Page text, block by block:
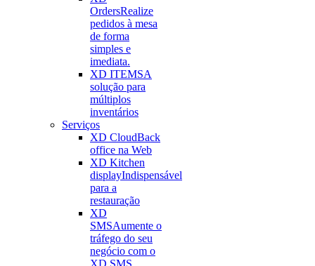
OrdersRealize
pedidos à mesa
de forma
simples e
imediata.
XD ITEMSA
solução para
múltiplos
inventários
Serviços
XD CloudBack
office na Web
XD Kitchen
displayIndispensável
para a
restauração
XD
SMSAumente o
tráfego do seu
negócio com o
XD SMS